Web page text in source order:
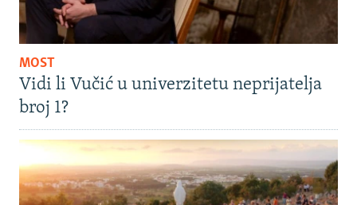
MOST
Vidi li Vučić u univerzitetu neprijatelja
broj 1?